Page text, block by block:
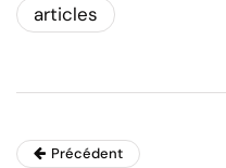
articles
Précédent